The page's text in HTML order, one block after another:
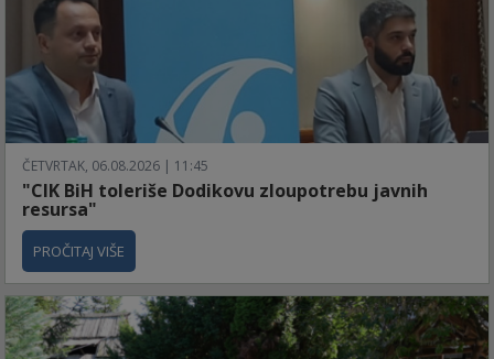
ČETVRTAK, 06.08.2026 | 11:45
"CIK BiH toleriše Dodikovu zloupotrebu javnih
resursa"
PROČITAJ VIŠE